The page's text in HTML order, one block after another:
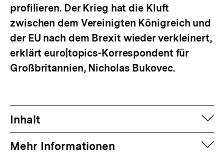
profilieren. Der Krieg hat die Kluft
zwischen dem Vereinigten Königreich und
der EU nach dem Brexit wieder verkleinert,
erklärt euro|topics-Korrespondent für
Großbritannien, Nicholas Bukovec.
Inhalt
Mehr Informationen